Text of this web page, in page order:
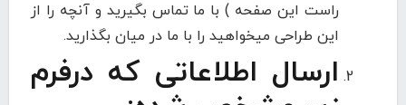
راست این صفحه ) با ما تماس بگیرید و آنچه را از
این طراحی میخواهید را با ما در میان بگذارید.
ارسال اطلاعاتی که درفرم